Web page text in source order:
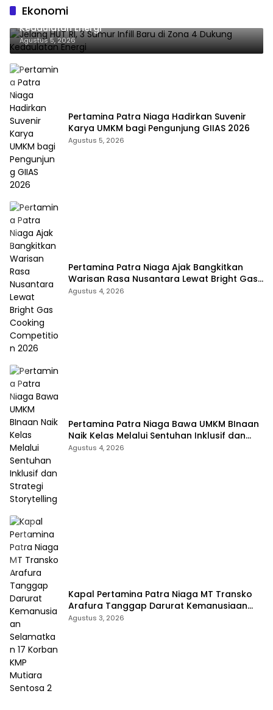
Ekonomi
Jelang HUT RI, 3 Sumur Infill Baru di Zona 4 Dukung
Kedaulatan Energi
Agustus 5, 2026
Pertamina Patra Niaga Hadirkan Suvenir
Karya UMKM bagi Pengunjung GIIAS 2026
Agustus 5, 2026
Pertamina Patra Niaga Ajak Bangkitkan
Warisan Rasa Nusantara Lewat Bright Gas
Cooking Competition 2026
Agustus 4, 2026
Pertamina Patra Niaga Bawa UMKM BInaan
Naik Kelas Melalui Sentuhan Inklusif dan
Strategi Storytelling
Agustus 4, 2026
Kapal Pertamina Patra Niaga MT Transko
Arafura Tanggap Darurat Kemanusiaan
Selamatkan 17 Korban KMP Mutiara
Agustus 3, 2026